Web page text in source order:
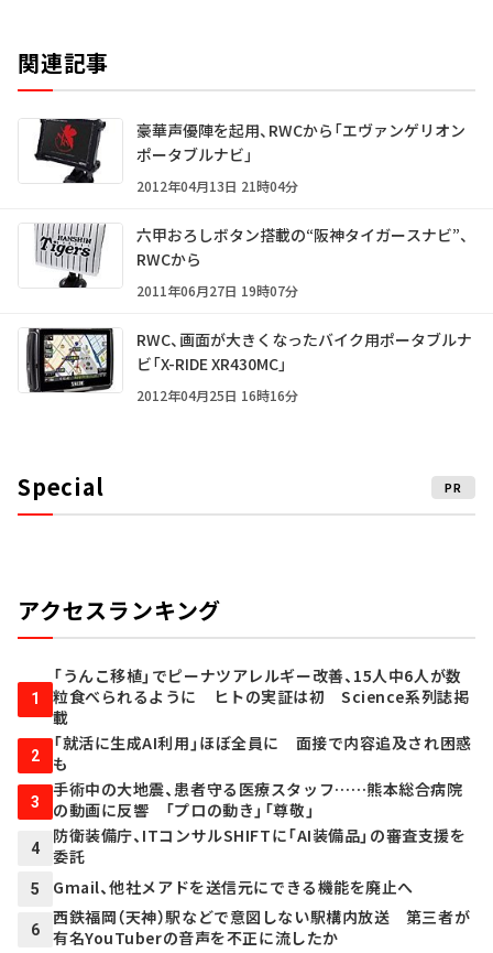
関連記事
豪華声優陣を起用、RWCから「エヴァンゲリオン
ポータブルナビ」
2012年04月13日 21時04分
六甲おろしボタン搭載の“阪神タイガースナビ”、
RWCから
2011年06月27日 19時07分
RWC、画面が大きくなったバイク用ポータブルナ
ビ「X-RIDE XR430MC」
2012年04月25日 16時16分
Special PR
アクセスランキング
1
「うんこ移植」でピーナツアレルギー改善、15人中6人が数
粒食べられるように ヒトの実証は初 Science系列誌掲
載
2
「就活に生成AI利用」ほぼ全員に 面接で内容追及され困惑
も
3
手術中の大地震、患者守る医療スタッフ……熊本総合病院
の動画に反響 「プロの動き」「尊敬」
4
防衛装備庁、ITコンサルSHIFTに「AI装備品」の審査支援を
委託
5 Gmail、他社メアドを送信元にできる機能を廃止へ
6
西鉄福岡（天神）駅などで意図しない駅構内放送 第三者が
有名YouTuberの音声を不正に流したか